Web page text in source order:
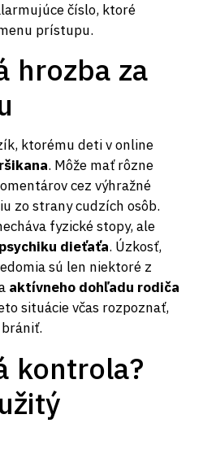
číslo, ktoré
prístupu.
hrozba za
ktorému deti v online
. Môže mať rôzne
cez výhražné
zo strany cudzích osôb.
fyzické stopy, ale
dieťaťa. Úzkosť,
sú len niektoré z
aktívneho dohľadu rodiča
situácie včas rozpoznať,
kontrola?